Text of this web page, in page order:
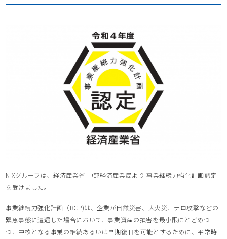
NiXグループは、経済産業省 中部経済産業局より 事業継続力強化計画認定
を受けました。
事業継続力強化計画（BCP)は、企業が自然災害、大火災、テロ攻撃などの
緊急事態に遭遇した場合において、事業資産の損害を最小限にとどめつ
つ、中核となる事業の継続あるいは早期復旧を可能とするために、平常時